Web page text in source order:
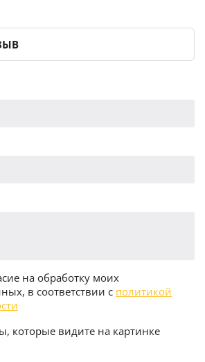
на обработку моих
в соответствии с политикой
которые видите на картинке